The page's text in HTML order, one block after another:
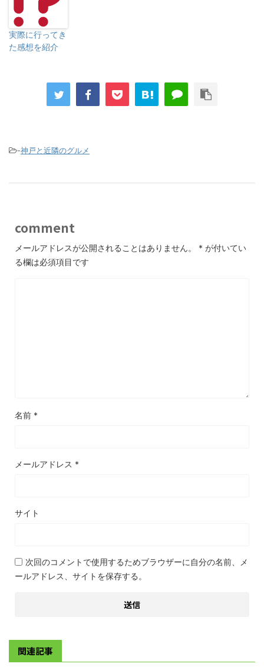
実際に行ってき
た感想を紹介
-神戸と近隣のグルメ
comment
メールアドレスが公開されることはありません。 * が付いてい
る欄は必須項目です
名前 *
メールアドレス *
サイト
次回のコメントで使用するためブラウザーに自分の名前、メ
ールアドレス、サイトを保存する。
関連記事